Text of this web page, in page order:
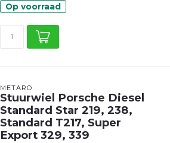
Op voorraad
METARO
Stuurwiel Porsche Diesel
Standard Star 219, 238,
Standard T217, Super
Export 329, 339